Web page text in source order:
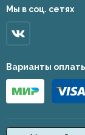
Мы в соц. сетях
Варианты